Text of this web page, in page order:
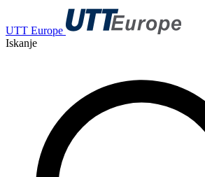
UTT Europe
Iskanje